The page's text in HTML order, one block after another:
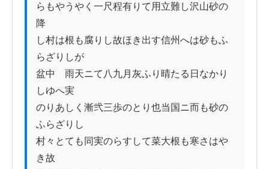
らもやうやく一尺程有りて用立難し沢山砂の
降
し村は根も腐りし故ほき出す信州へは砂もふ
らざりしが
盆中ゟ雨天ニて八九月灰ふり晴たる日なかり
しゆへ実
のりあしく漸弐三歩のとり也当国ニ而も砂の
ふらざりし
村々とても同実のらすして菜大根も寒さはや
き故